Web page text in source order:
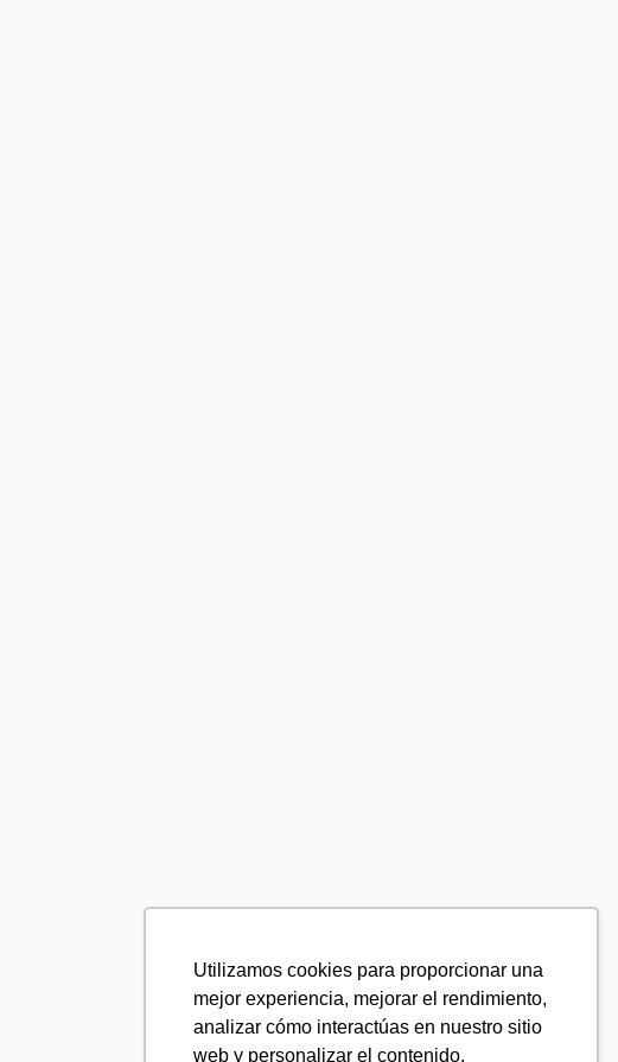
Utilizamos cookies para proporcionar una
mejor experiencia, mejorar el rendimiento,
analizar cómo interactúas en nuestro sitio
web y personalizar el contenido.